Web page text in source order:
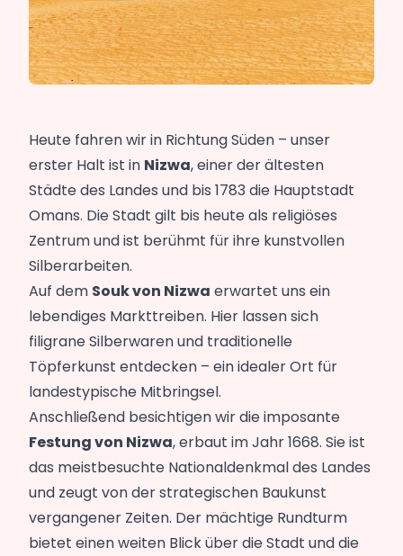
Heute fahren wir in Richtung Süden – unser
erster Halt ist in Nizwa, einer der ältesten
Städte des Landes und bis 1783 die Hauptstadt
Omans. Die Stadt gilt bis heute als religiöses
Zentrum und ist berühmt für ihre kunstvollen
Silberarbeiten.
Auf dem Souk von Nizwa erwartet uns ein
lebendiges Markttreiben. Hier lassen sich
filigrane Silberwaren und traditionelle
Töpferkunst entdecken – ein idealer Ort für
landestypische Mitbringsel.
Anschließend besichtigen wir die imposante
Festung von Nizwa, erbaut im Jahr 1668. Sie ist
das meistbesuchte Nationaldenkmal des Landes
und zeugt von der strategischen Baukunst
vergangener Zeiten. Der mächtige Rundturm
bietet einen weiten Blick über die Stadt und die